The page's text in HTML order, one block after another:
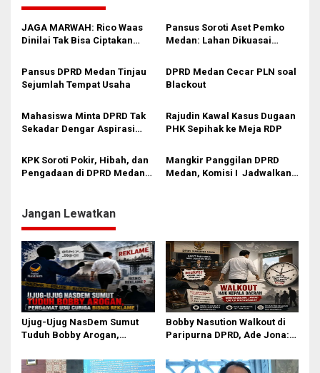
g
a
s
i
p
s
JAGA MARWAH: Rico Waas
Dinilai Tak Bisa Ciptakan
Pansus Soroti Aset Pemko
Medan: Lahan Dikuasai
Pansus DPRD Medan Tinjau
Sejumlah Tempat Usaha
DPRD Medan Cecar PLN soal
Blackout
Mahasiswa Minta DPRD Tak
Sekadar Dengar Aspirasi
Rajudin Kawal Kasus Dugaan
PHK Sepihak ke Meja RDP
KPK Soroti Pokir, Hibah, dan
Pengadaan di DPRD Medan:
Awal
Mangkir Panggilan DPRD
Medan, Komisi I Jadwalkan
Jangan Lewatkan
Ujug-Ujug NasDem Sumut
Tuduh Bobby Arogan,
Reklame
Bobby Nasution Walkout di
Paripurna DPRD, Ade Jona:
Boleh Terbuang Sia-sia